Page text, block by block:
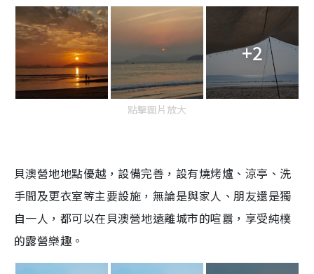
+2
點擊圖片放大
貝澳營地地點優越，設備完善，設有燒烤爐、涼亭、洗
手間及更衣室等主要設施，無論是與家人、朋友還是獨
自一人，都可以在貝澳營地遠離城市的喧囂，享受純樸
的露營樂趣。